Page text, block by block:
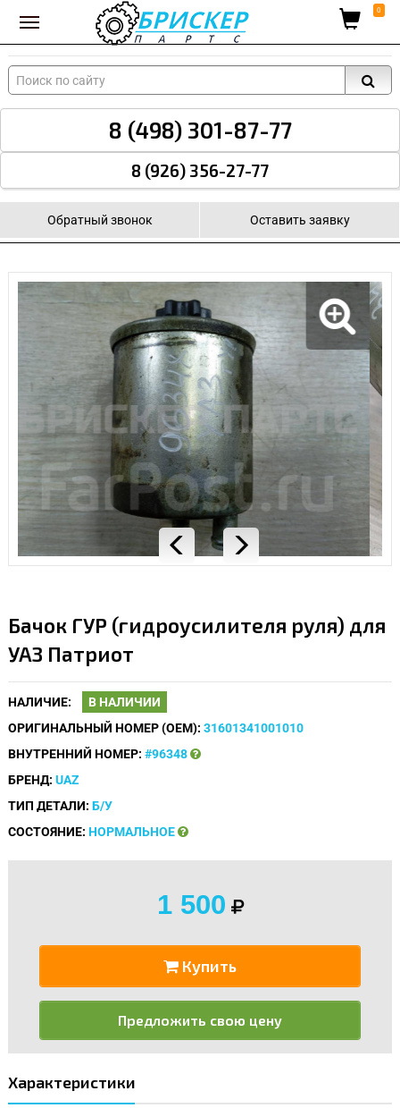
Вход для поставщиков 0
8 (498) 301-87-77
8 (926) 356-27-77
Обратный звонок Оставить заявку
Бачок ГУР (гидроусилителя руля) для
УАЗ Патриот
НАЛИЧИЕ:
В НАЛИЧИИ
ОРИГИНАЛЬНЫЙ НОМЕР (OEM): 31601341001010
ВНУТРЕННИЙ НОМЕР: #96348
БРЕНД: UAZ
ТИП ДЕТАЛИ: Б/У
СОСТОЯНИЕ: НОРМАЛЬНОЕ
1 500
Купить
Предложить свою цену
Характеристики